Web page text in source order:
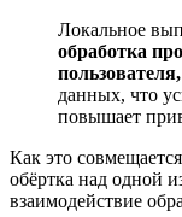
Локальное
обработка
данных, что
повышает
Как это
обёртка над одной
взаимодействие